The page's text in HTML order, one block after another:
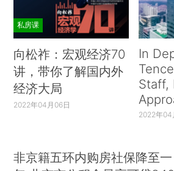
私房课
向松祚：宏观经济70
讲，带你了解国内外
经济大局
2022年04月06日
In
Staff,
2022年04
非京籍五环内购房社保降至一